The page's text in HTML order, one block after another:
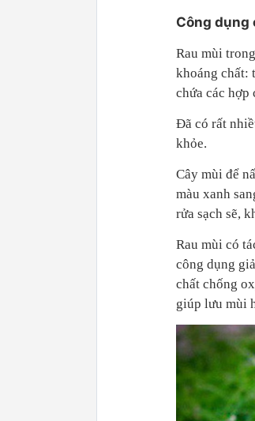
Công dụng
Rau mùi
khoáng chất:
chứa các hợp
Đã có rất
khỏe.
Cây mùi để
màu xanh
rửa sạch sẽ,
Rau mùi có
công dụng
chất chống
giúp lưu mùi